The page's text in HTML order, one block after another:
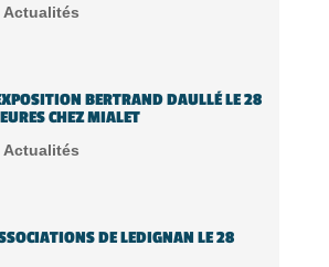
Actualités
BERTRAND DAULLÉ LE 28
CHEZ MIALET
Actualités
DE LEDIGNAN LE 28